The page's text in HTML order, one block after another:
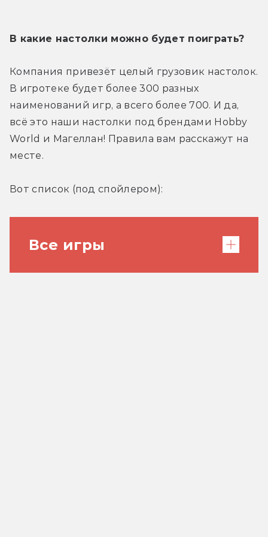
В какие настолки можно будет поиграть?
Компания привезёт целый грузовик настолок.
В игротеке будет более 300 разных
наименований игр, а всего более 700. И да,
всё это наши настолки под брендами Hobby
World и Магеллан! Правила вам расскажут на
месте.
Вот список (под спойлером):
Все игры